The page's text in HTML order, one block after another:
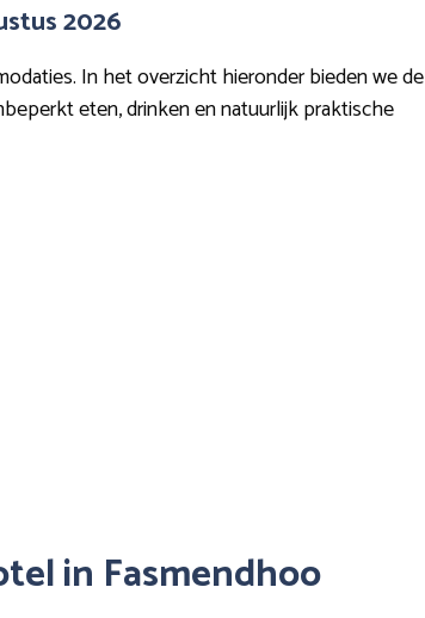
2026
In het overzicht hieronder bieden we de
eten, drinken en natuurlijk praktische
in Fasmendhoo